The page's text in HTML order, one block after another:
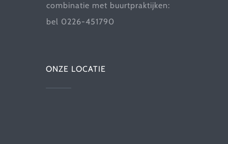
combinatie met buurtpraktijken:
bel 0226-451790
ONZE LOCATIE